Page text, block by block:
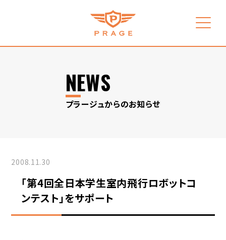
NEWS
プラージュからのお知らせ
2008.11.30
「第4回全日本学生室内飛行ロボットコ
ンテスト」をサポート